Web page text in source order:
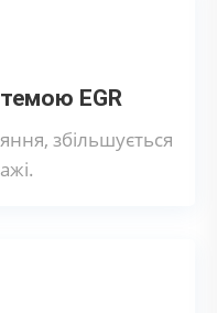
EGR
збільшується